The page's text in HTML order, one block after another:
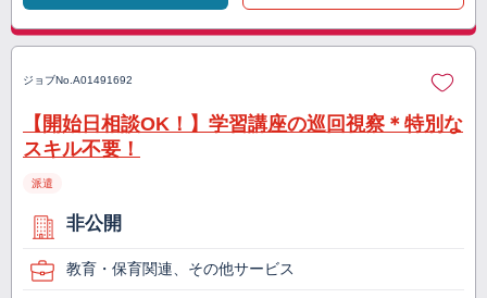
ジョブNo. A01491692
【開始日相談OK！】学習講座の巡回視察＊特別な
スキル不要！
派遣
非公開
教育・保育関連、その他サービス